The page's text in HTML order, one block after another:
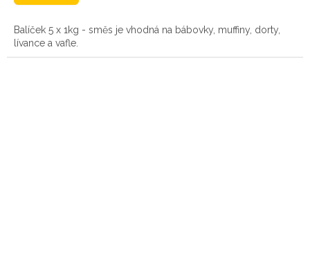
Balíček 5 x 1kg - směs je vhodná na bábovky, muffiny, dorty,
lívance a vafle.